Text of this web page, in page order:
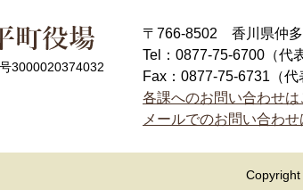
3000020374032
〒766-8502 香川県仲
Tel：0877-75-6700（代
Fax：0877-75-6731（代
各課へのお問い合わせは
メールでのお問い合わせ
Copyright